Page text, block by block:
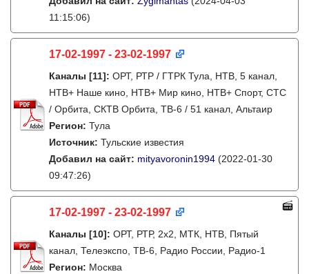
11:15:06)
17-02-1997 - 23-02-1997
Каналы [11]: ОРТ, РТР / ГТРК Тула, НТВ, 5 канал,
НТВ+ Наше кино, НТВ+ Мир кино, НТВ+ Спорт, СТС
/ Орбита, СКТВ Орбита, ТВ-6 / 51 канал, Альтаир
Регион: Тула
Источник: Тульские известия
Добавил на сайт: mityavoronin1994 (2022-01-30
09:47:26)
17-02-1997 - 23-02-1997
Каналы [10]: ОРТ, РТР, 2х2, МТК, НТВ, Пятый
канал, Телеэкспо, ТВ-6, Радио России, Радио-1
Регион: Москва